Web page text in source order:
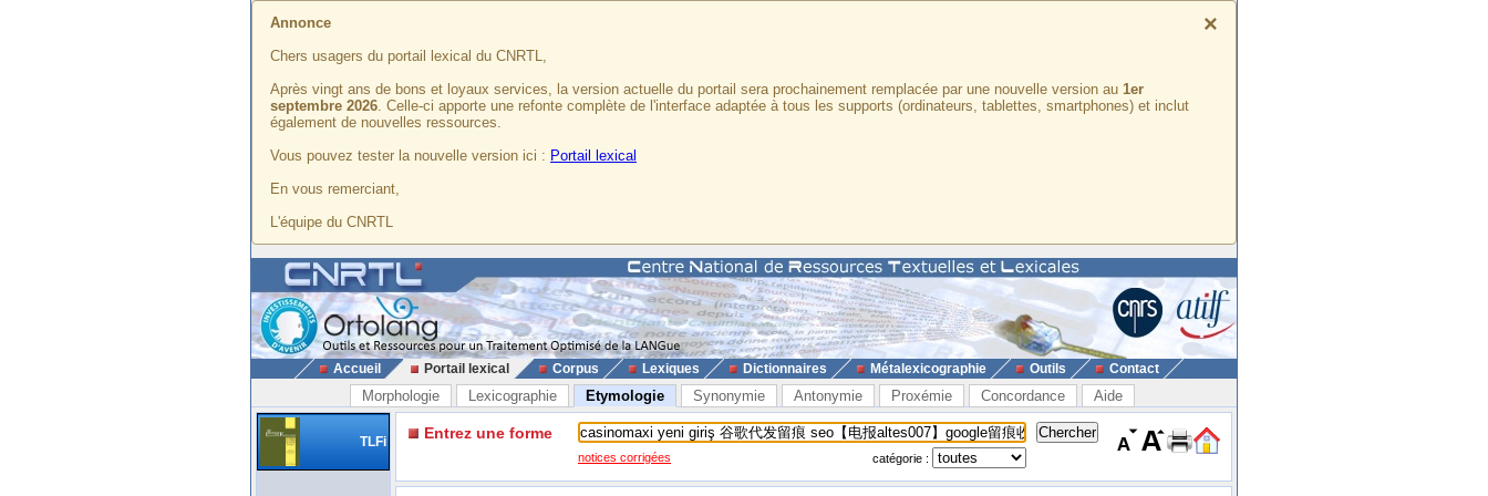
×
Annonce
Chers usagers du portail lexical du CNRTL,
Après vingt ans de bons et loyaux services, la version actuelle du portail sera prochainement remplacée par une nouvelle version au 1er
septembre 2026. Celle-ci apporte une refonte complète de l'interface adaptée à tous les supports (ordinateurs, tablettes, smartphones) et inclut
également de nouvelles ressources.
Vous pouvez tester la nouvelle version ici : Portail lexical
En vous remerciant,
L'équipe du CNRTL
Accueil Portail lexical Corpus Lexiques Dictionnaires Métalexicographie Outils Contact
Morphologie Lexicographie Etymologie Synonymie Antonymie Proxémie Concordance Aide
TLFi Entrez une forme
notices corrigées catégorie :